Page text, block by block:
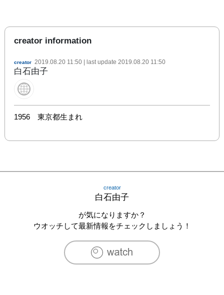
creator information
creator 2019.08.20 11:50 | last update 2019.08.20 11:50
白石由子
1956　東京都生まれ
creator
白石由子
が気になりますか？
ウオッチして最新情報をチェックしましょう！